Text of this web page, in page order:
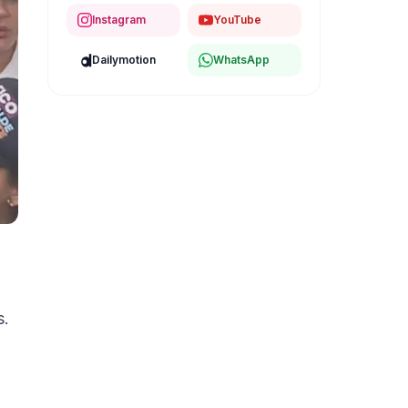
Instagram YouTube
Dailymotion WhatsApp